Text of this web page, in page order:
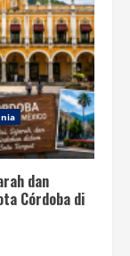
dan
Córdoba di